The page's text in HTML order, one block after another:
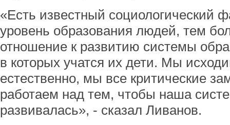
«Есть известный социологический
уровень образования людей, тем
отношение к развитию системы
в которых учатся их дети. Мы
естественно, мы все критические
работаем над тем, чтобы наша
развивалась», - сказал Ливанов.